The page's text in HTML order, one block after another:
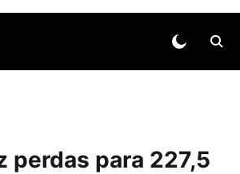
perdas para 227,5